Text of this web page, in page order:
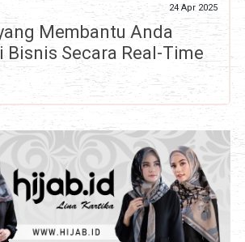
24 Apr 2025
Membantu Anda
Bisnis Secara Real-Time